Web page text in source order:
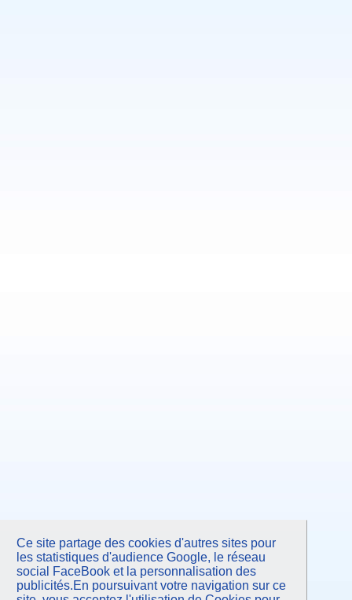
Ce site partage des cookies d'autres sites pour
les statistiques d'audience Google, le réseau
social FaceBook et la personnalisation des
publicités.En poursuivant votre navigation sur ce